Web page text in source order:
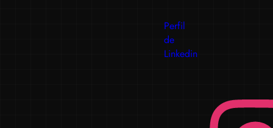
Perfil
de
Linkedin